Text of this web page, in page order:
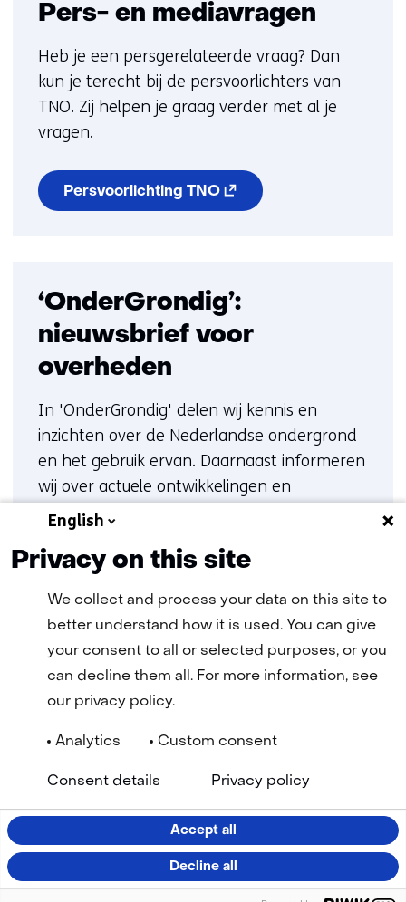
Pers- en mediavragen
Heb je een persgerelateerde vraag? Dan
kun je terecht bij de persvoorlichters van
TNO. Zij helpen je graag verder met al je
vragen.
Persvoorlichting TNO(opent
andere
website)
‘OnderGrondig’:
nieuwsbrief voor
overheden
In 'OnderGrondig' delen wij kennis en
inzichten over de Nederlandse ondergrond
en het gebruik ervan. Daarnaast informeren
wij over actuele ontwikkelingen en
praktijkvoorbeelden.
Lees meer en meld je aan
Navigatie
Privacy statementDisclaimer(opent
venster)
Toegankelijkheid
taal:
LinkedIn
(opent
Facebook
(opent
YouTube
(opent
Instagram
(opent
English
Privacy on this site
We collect and process your data on this site to
better understand how it is used. You can give
your consent to all or selected purposes, or you
can decline them all. For more information, see
our privacy policy.
Analytics Custom consent
Accept all
Decline all
Consent details Privacy policy